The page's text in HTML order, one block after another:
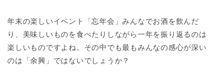
年末の楽しいイベント「忘年会」みんなでお酒を飲んだ
り、美味しいものを食べたりしながら一年を振り返るのは
楽しいものですよね。その中でも最もみんなの感心が深い
のは「余興」ではないでしょうか？